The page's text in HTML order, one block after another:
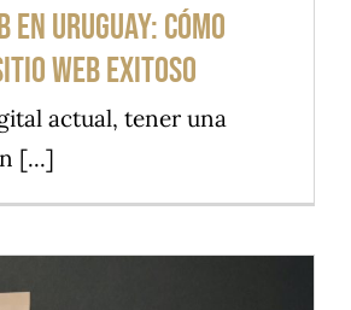
en Uruguay: Cómo
Web Exitoso
actual, tener una
[...]